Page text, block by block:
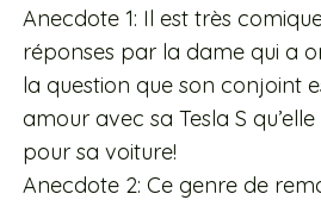
Anecdote 1: Il est très
réponses par la dame qui a
la question que son conjoint
amour avec sa Tesla S
pour sa voiture!
Anecdote 2: Ce genre de